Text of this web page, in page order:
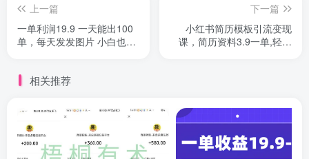
上一篇
一单利润19.9 一天能出100
单，每天发发图片 小白也能
下一篇
小红书简历模板引流变现
课，简历资料3.9一单,轻松
相关推荐